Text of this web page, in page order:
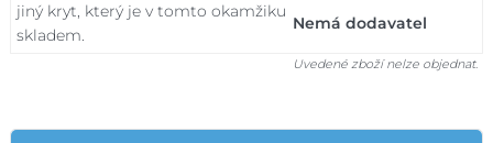
jiný kryt, který je v tomto okamžiku
skladem.
Nemá dodavatel
Uvedené zboží nelze objednat.